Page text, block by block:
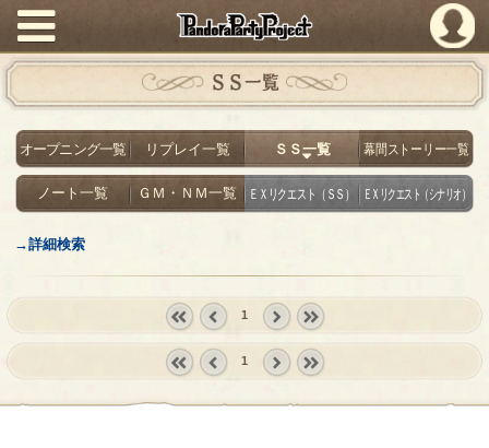
PandoraPartyProject
ＳＳ一覧
オープニング一覧 リプレイ一覧 ＳＳ一覧 幕間ストーリー一覧
ノート一覧 ＧＭ・ＮＭ一覧 ＥＸリクエスト（ＳＳ） ＥＸリクエスト（シナリオ）
→詳細検索
prev
1
1